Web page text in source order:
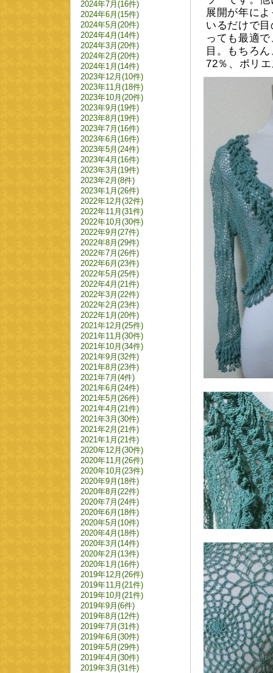
展開が年に
いるだけで
っても最適
目。もちろ
72％、ポリ
2024年7月(16件)
2024年6月(15件)
2024年5月(20件)
2024年4月(14件)
2024年3月(20件)
2024年2月(20件)
2024年1月(14件)
2023年12月(10件)
2023年11月(18件)
2023年10月(20件)
2023年9月(19件)
2023年8月(19件)
2023年7月(16件)
2023年6月(16件)
2023年5月(24件)
2023年4月(16件)
2023年3月(19件)
2023年2月(8件)
2023年1月(26件)
2022年12月(32件)
2022年11月(31件)
2022年10月(30件)
2022年9月(27件)
2022年8月(29件)
2022年7月(26件)
2022年6月(23件)
2022年5月(25件)
2022年4月(21件)
2022年3月(22件)
2022年2月(23件)
2022年1月(20件)
2021年12月(25件)
2021年11月(30件)
2021年10月(34件)
2021年9月(32件)
2021年8月(23件)
2021年7月(4件)
2021年6月(24件)
2021年5月(26件)
2021年4月(21件)
2021年3月(30件)
2021年2月(21件)
2021年1月(21件)
2020年12月(30件)
2020年11月(26件)
2020年10月(23件)
2020年9月(18件)
2020年8月(22件)
2020年7月(24件)
2020年6月(18件)
2020年5月(10件)
2020年4月(18件)
2020年3月(14件)
2020年2月(13件)
2020年1月(16件)
2019年12月(26件)
2019年11月(21件)
2019年10月(21件)
2019年9月(6件)
2019年8月(12件)
2019年7月(31件)
2019年6月(30件)
2019年5月(29件)
2019年4月(30件)
2019年3月(31件)